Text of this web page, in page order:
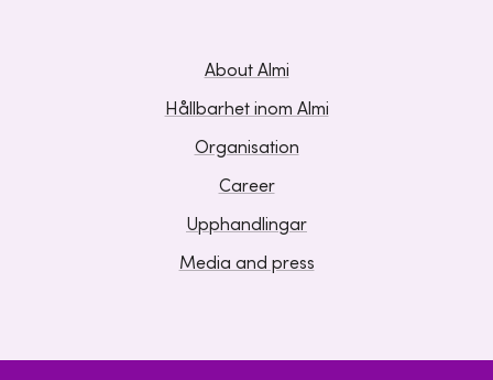
About Almi
Hållbarhet inom Almi
Organisation
Career
Upphandlingar
Media and press